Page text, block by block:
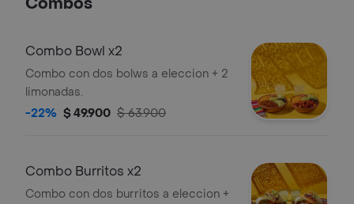
Combo Bowl x2
Combo con dos bolws a eleccion + 2
limonadas.
-22% $ 49.900 $ 63.900
Combo Burritos x2
Combo con dos burritos a eleccion +